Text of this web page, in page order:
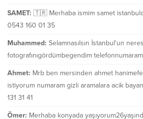
SAMET: 🇹🇷 Merhaba ismim samet
0543 160 01 35
Muhammed: Selamnasılsın İstanbul'un
fotografınıgördümbegendim
Ahmet: Mrb ben mersinden ahmet
istiyorum numaram gizli aramalara acik
131 31 41
Ömer: Merhaba konyada